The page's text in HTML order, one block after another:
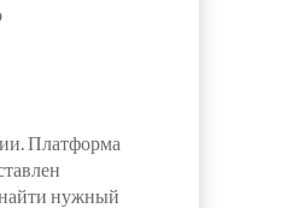
Платформа
найти нужный